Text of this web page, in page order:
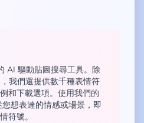
AI 驅動貼圖搜尋工具。除
，我們還提供數千種表情符
和下載選項。使用我們的
想表達的情感或場景，即
符號。